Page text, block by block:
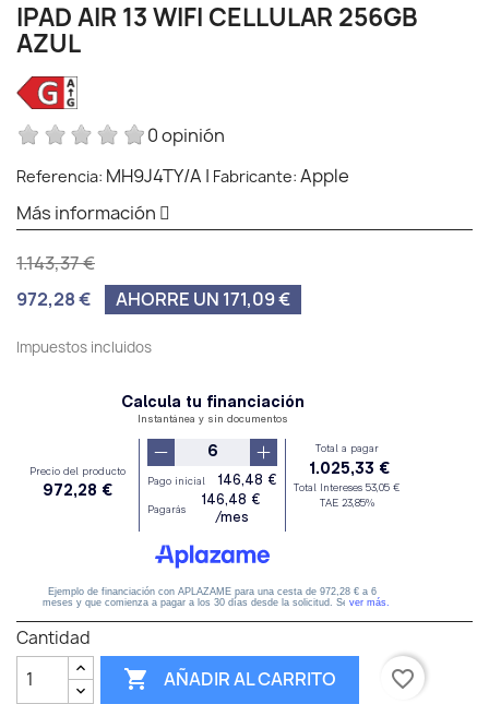
IPAD AIR 13 WIFI CELLULAR 256GB
AZUL
0 opinión
Referencia: MH9J4TY/A | Fabricante: Apple
Más información
1.143,37 €
972,28 €
AHORRE UN 171,09 €
Impuestos incluidos
Cantidad
 AÑADIR AL CARRITO
favorite_border